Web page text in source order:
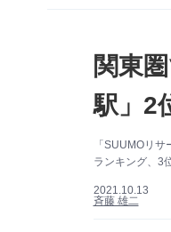
関東
駅」2
「SUUMOリ
ランキング、3
2021.10.13
斉藤 雄二